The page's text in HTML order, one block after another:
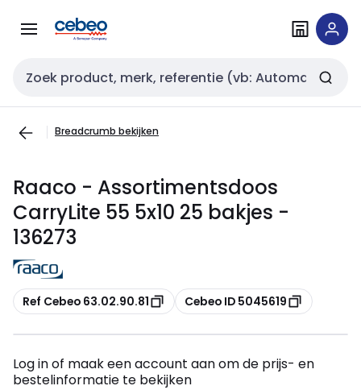
naar
naar
Zoekveld invoer
Breadcrumb bekijken
Raaco - Assortimentsdoos
CarryLite 55 5x10 25 bakjes -
136273
Kopiëren
Ref Cebeo 63.02.90.81 Kopiëren
Cebeo ID 5045619
Log in of maak een account aan om de prijs- en
bestelinformatie te bekijken